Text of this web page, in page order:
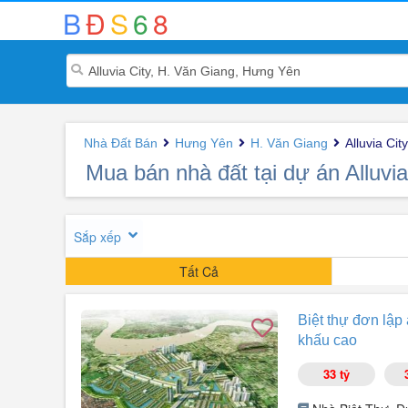
BĐS68
Nhà Đất Bán Hưng Yên H. Văn Giang Alluvia City
Mua bán nhà đất tại dự án
Sắp xếp
Tất Cả
Biệt thự đơn lập
khấu cao
33 tỷ